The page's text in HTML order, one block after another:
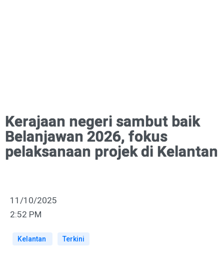
Kerajaan negeri sambut baik
Belanjawan 2026, fokus
pelaksanaan projek di Kelantan
11/10/2025
2:52 PM
Kelantan Terkini